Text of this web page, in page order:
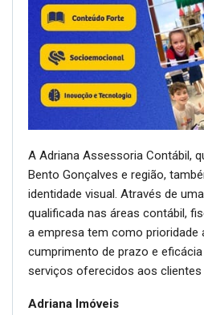
A Adriana Assessoria Contábil,
Bento Gonçalves e região,
identidade visual. Através de
qualificada nas áreas contábil,
a empresa tem como prioridade
cumprimento de prazo e
serviços oferecidos aos clientes
Adriana Imóveis